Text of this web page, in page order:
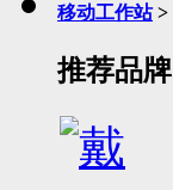
移动工作站 >
推荐品牌